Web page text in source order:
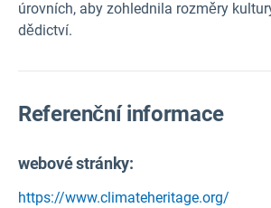
úrovních, aby zohlednila rozměry
dědictví.
Referenční informace
webové stránky:
https://www.climateheritage.org/